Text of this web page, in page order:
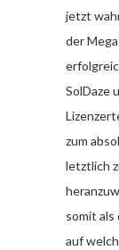
jetzt
der
SolDaze
zum
letztlich
somit
auf